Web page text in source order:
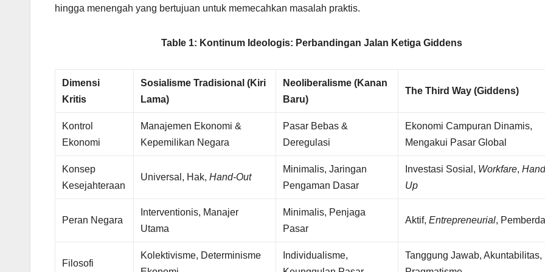
hingga menengah yang bertujuan untuk memecahkan masalah praktis.
Table 1: Kontinum Ideologis: Perbandingan Jalan Ketiga Giddens
Dimensi
Kritis
Sosialisme Tradisional (Kiri
Lama)
Neoliberalisme (Kanan
Baru)
The Third Way (Giddens)
Kontrol
Ekonomi
Manajemen Ekonomi &
Kepemilikan Negara
Pasar Bebas &
Deregulasi
Ekonomi Campuran Dinamis,
Mengakui Pasar Global
Konsep
Kesejahteraan
Universal, Hak,Hand-Out
Minimalis, Jaringan
Pengaman Dasar
Investasi Sosial, Workfare,
Up
Peran Negara
Interventionis, Manajer
Utama
Minimalis, Penjaga
Pasar
Aktif,Entrepreneurial,
Filosofi
Kolektivisme, Determinisme
Individualisme,
Tanggung Jawab, Akuntabilitas,